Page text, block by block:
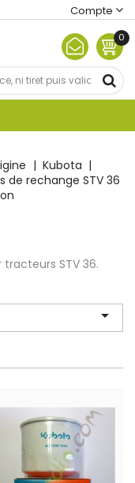
Compte
0
Kubota
de rechange STV 36
STV 36.
